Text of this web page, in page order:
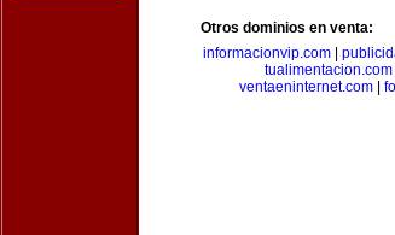
Otros dominios en venta:
informacionvip.com|
tualimentacion.com
ventaeninternet.com